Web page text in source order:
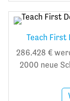
Teach First
286.428 €
2000 neue